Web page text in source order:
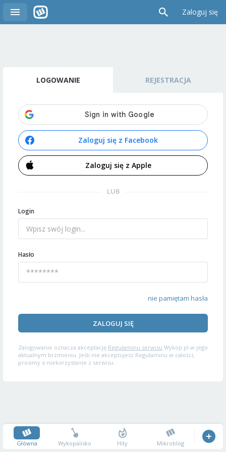
Zaloguj się
LOGOWANIE REJESTRACJA
Zaloguj się z Facebook
Zaloguj się z Apple
LUB
Login
Hasło
nie pamiętam hasła
ZALOGUJ SIĘ
Zalogowanie oznacza akceptację Regulaminu serwisu Wykop.pl w jego
aktualnym brzmieniu. Jeśli nie akceptujesz Regulaminu w całości,
prosimy o niekorzystanie z serwisu.
Główna Wykopalisko Hity Mikroblog